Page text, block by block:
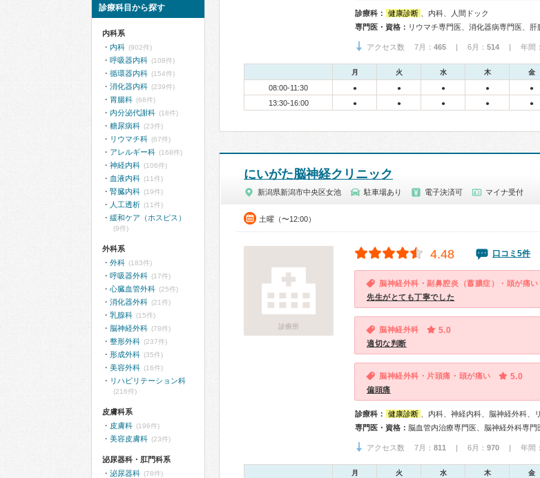
診療科： 健康診断
、内科、人間ドック
専門医・資格： リウマチ専門医、消化器病専門医、
アクセス数 7月： 465 | 6月： 514 | 年間：
月 火 水 木 金
08:00-11:30 ● ● ● ● ●
13:30-16:00 ● ● ● ● ●
にいがた脳神経クリニック
新潟県新潟市中央区女池 駐車場あり 電子決済可 マイナ受付
土曜（〜12:00）
診療所
4.48 口コミ5件
脳神経外科・副鼻腔炎（蓄膿症）・頭が痛い
先生がとても丁寧でした
脳神経外科 5.0
適切な判断
脳神経外科・片頭痛・頭が痛い 5.0
偏頭痛
診療科： 健康診断
、内科、神経内科、脳神経外科、
専門医・資格： 脳血管内治療専門医、脳神経外科専門
アクセス数 7月： 811 | 6月： 970 | 年間：
月 火 水 木 金
診療科目から探す
内科系
内科 (902件)
呼吸器内科 (108件)
循環器内科 (154件)
消化器内科 (239件)
胃腸科 (68件)
内分泌代謝科 (18件)
糖尿病科 (23件)
リウマチ科 (67件)
アレルギー科 (168件)
神経内科 (106件)
血液内科 (11件)
腎臓内科 (19件)
人工透析 (11件)
緩和ケア（ホスピス）
(9件)
外科系
外科 (183件)
呼吸器外科 (17件)
心臓血管外科 (25件)
消化器外科 (21件)
乳腺科 (15件)
脳神経外科 (78件)
整形外科 (237件)
形成外科 (35件)
美容外科 (16件)
リハビリテーション科
(216件)
皮膚科系
皮膚科 (196件)
美容皮膚科 (23件)
泌尿器科・肛門科系
泌尿器科 (78件)